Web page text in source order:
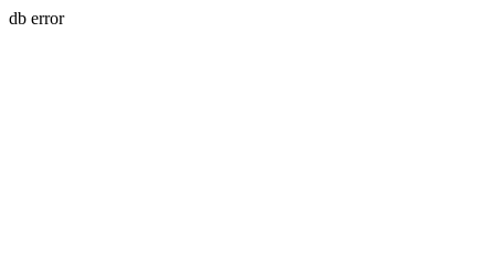
db error